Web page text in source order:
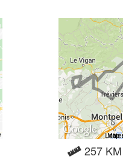
257